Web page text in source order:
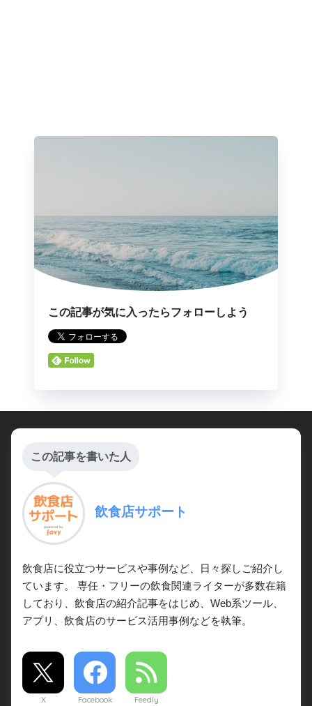
この記事が気に入ったらフォローしよう
この記事を書いた人
飲食店サポート
飲食店に役立つサービスや事例など、日々探しご紹介し
ています。 専任・フリーの飲食関連ライターが多数在籍
しており、飲食店の紹介記事をはじめ、Web系ツール、
アプリ、飲食店のサービス活用事例などを執筆。
X Facebook Feedly